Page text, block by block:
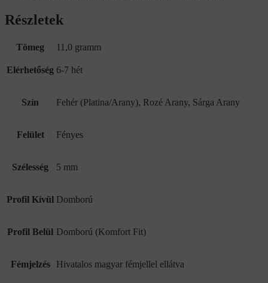
Részletek
Tömeg 11,0 gramm
Elérhetőség 6-7 hét
Szín Fehér (Platina/Arany), Rozé Arany, Sárga Arany
Felület Fényes
Szélesség 5 mm
Profil Kívül Domború
Profil Belül Domború (Komfort Fit)
Fémjelzés Hivatalos magyar fémjellel ellátva